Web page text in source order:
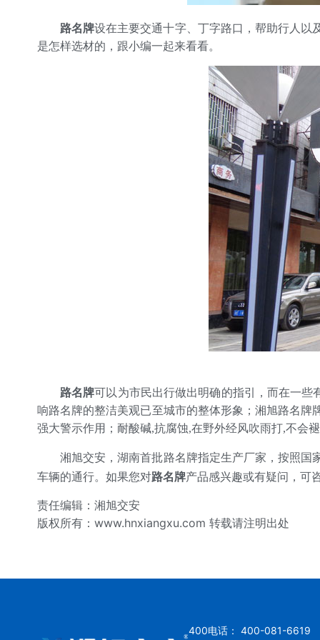
路名牌设在主要交通十字、丁字路口，帮助行人以
是怎样选材的，跟小编一起来看看。
路名牌可以为市民出行做出明确的指引，而在一
响路名牌的整洁美观已至城市的整体形象；湘旭路名
强大警示作用；耐酸碱,抗腐蚀,在野外经风吹雨打,不会
湘旭交安，湖南首批路名牌指定生产厂家，按照国
车辆的通行。如果您对路名牌产品感兴趣或有疑问，可
责任编辑：湘旭交安
版权所有： www.hnxiangxu.com 转载请注明出处
400电话： 400-081-6619